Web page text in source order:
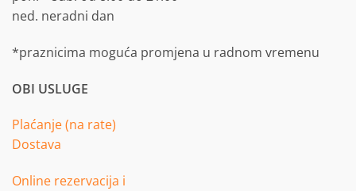
ned. neradni dan
*praznicima moguća promjena u radnom vremenu
OBI USLUGE
Plaćanje (na rate)
Dostava
Online rezervacija i